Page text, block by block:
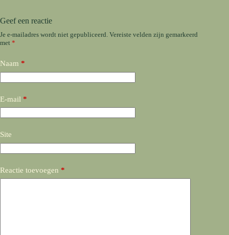
Geef een reactie
Je e-mailadres wordt niet gepubliceerd. Vereiste velden zijn gemarkeerd
met *
Naam *
E-mail *
Site
Reactie toevoegen *